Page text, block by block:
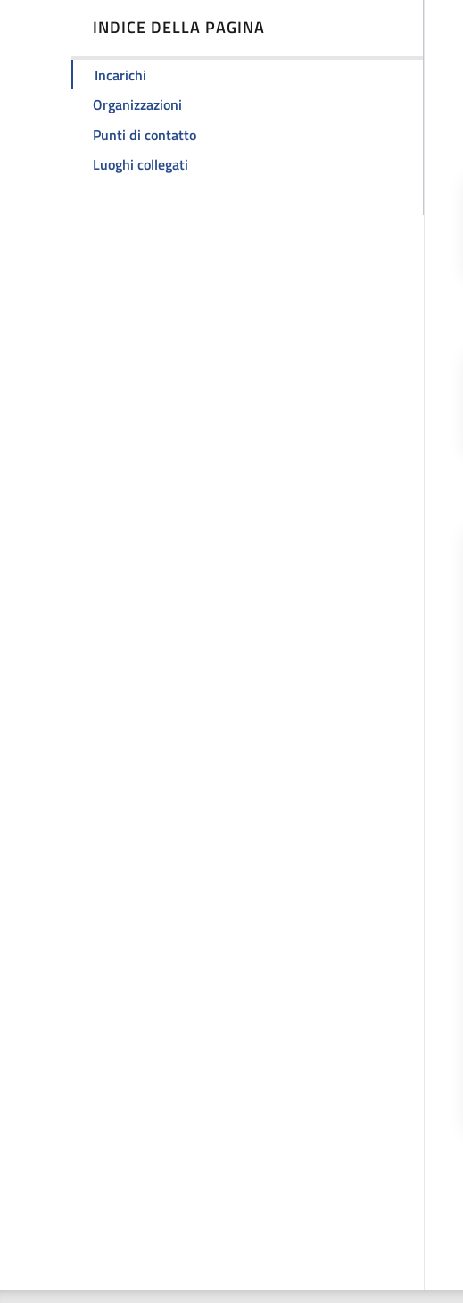
INDICE DELLA PAGINA
Incarichi
Organizzazioni
Punti di contatto
Luoghi collegati